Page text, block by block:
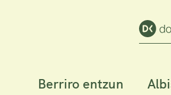
Berriro entzun